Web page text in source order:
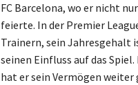
FC Barcelona, wo er nicht
feierte. In der Premier
Trainern, sein Jahresgehalt
seinen Einfluss auf das
hat er sein Vermögen